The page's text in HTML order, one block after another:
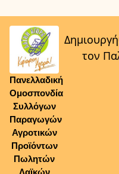
Πανελλαδική
Ομοσπονδία
Συλλόγων
Παραγωγών
Αγροτικών
Προϊόντων
Πωλητών
Λαϊκών
τον